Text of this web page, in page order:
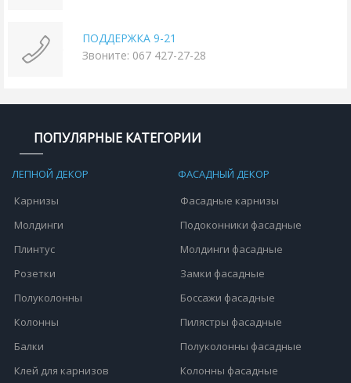
ПОДДЕРЖКА 9-21
Звоните: 067 427-27-28
ПОПУЛЯРНЫЕ КАТЕГОРИИ
ЛЕПНОЙ ДЕКОР
Карнизы
Молдинги
Плинтус
Розетки
Полуколонны
Колонны
Балки
Клей для карнизов
ФАСАДНЫЙ ДЕКОР
Фасадные карнизы
Подоконники фасадные
Молдинги фасадные
Замки фасадные
Боссажи фасадные
Пилястры фасадные
Полуколонны фасадные
Колонны фасадные